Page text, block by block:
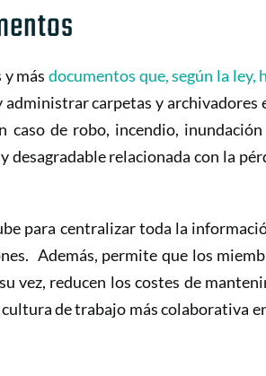
y másdocumentos que, según la ley,
administrar carpetas y archivadores
caso de robo, incendio,
desagradable relacionada con la
para centralizar toda la
Además, permite que los
vez, reducen los costes de
de trabajo más colaborativa